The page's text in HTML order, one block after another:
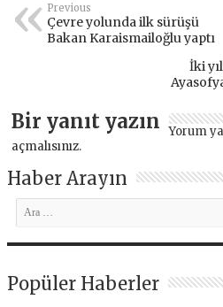
Previous
Çevre yolunda ilk sürüşü
Bakan Karaismailoğlu yaptı
İki
Bir yanıt yazın Yorum
açmalısınız.
Haber Arayın
Popüler Haberler